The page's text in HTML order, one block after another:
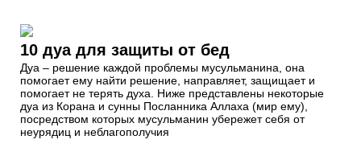
10 дуа для защиты от бед
Дуа – решение каждой проблемы мусульманина, она
помогает ему найти решение, направляет, защищает и
помогает не терять духа. Ниже представлены некоторые
дуа из Корана и сунны Посланника Аллаха (мир ему),
посредством которых мусульманин убережет себя от
неурядиц и неблагополучия